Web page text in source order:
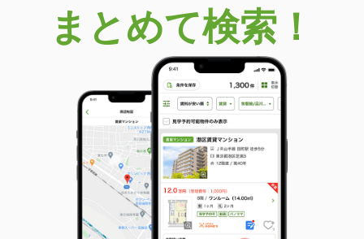
徳島県徳島市中徳島町１
価 格
3.80万円
徳島県徳島市中徳島町１
19.87m²
間取り
1K
徳島県徳島市北出来島町２
価 格
3.90万円
住 所
徳島県徳島市北出来島町２
専有面積 22.7m²
間取り
1K
まとめて検索！